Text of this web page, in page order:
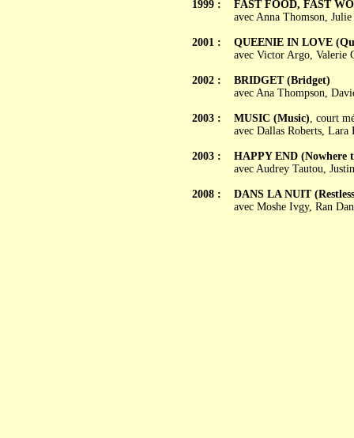
1999 :
2001 :
2002 :
2003 :
2003 :
2008 :
FAST FOOD, FAST
avec Anna Thomson,
QUEENIE IN LOVE
avec Victor Argo, Valerie
BRIDGET (Bridget)
avec Ana Thompson,
MUSIC (Music), court
avec Dallas Roberts, Lara
HAPPY END (Nowhere
avec Audrey Tautou,
DANS LA NUIT
avec Moshe Ivgy, Ran